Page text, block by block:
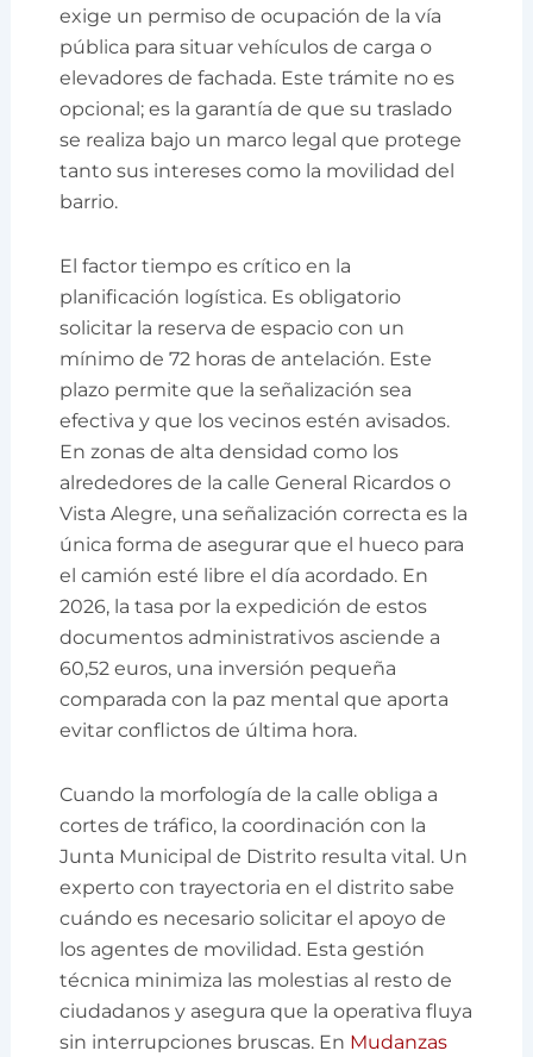
exige un permiso de ocupación de la vía
pública para situar vehículos de carga o
elevadores de fachada. Este trámite no es
opcional; es la garantía de que su traslado
se realiza bajo un marco legal que protege
tanto sus intereses como la movilidad del
barrio.
El factor tiempo es crítico en la
planificación logística. Es obligatorio
solicitar la reserva de espacio con un
mínimo de 72 horas de antelación. Este
plazo permite que la señalización sea
efectiva y que los vecinos estén avisados.
En zonas de alta densidad como los
alrededores de la calle General Ricardos o
Vista Alegre, una señalización correcta es la
única forma de asegurar que el hueco para
el camión esté libre el día acordado. En
2026, la tasa por la expedición de estos
documentos administrativos asciende a
60,52 euros, una inversión pequeña
comparada con la paz mental que aporta
evitar conflictos de última hora.
Cuando la morfología de la calle obliga a
cortes de tráfico, la coordinación con la
Junta Municipal de Distrito resulta vital. Un
experto con trayectoria en el distrito sabe
cuándo es necesario solicitar el apoyo de
los agentes de movilidad. Esta gestión
técnica minimiza las molestias al resto de
ciudadanos y asegura que la operativa fluya
sin interrupciones bruscas. En Mudanzas